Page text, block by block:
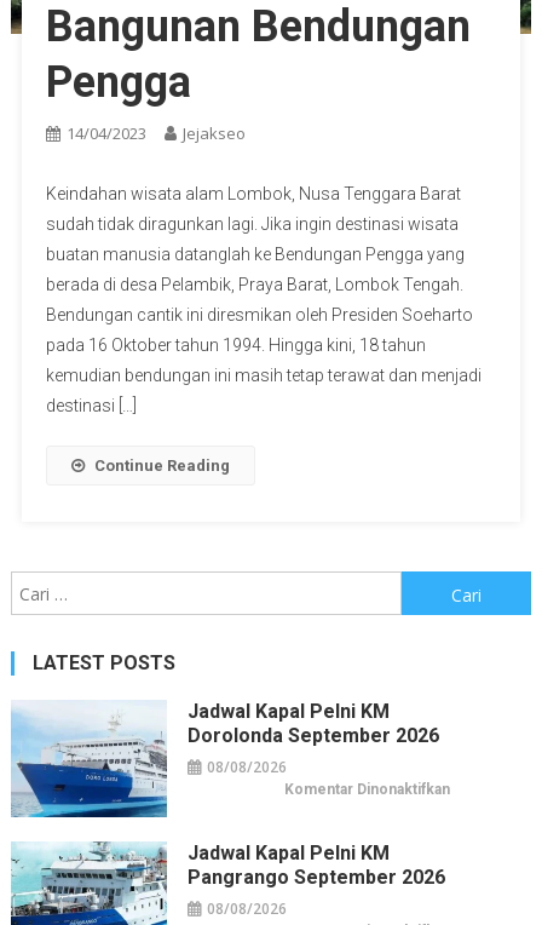
Bangunan Bendungan
Pengga
14/04/2023 Jejakseo
Keindahan wisata alam Lombok, Nusa Tenggara Barat
sudah tidak diragunkan lagi. Jika ingin destinasi wisata
buatan manusia datanglah ke Bendungan Pengga yang
berada di desa Pelambik, Praya Barat, Lombok Tengah.
Bendungan cantik ini diresmikan oleh Presiden Soeharto
pada 16 Oktober tahun 1994. Hingga kini, 18 tahun
kemudian bendungan ini masih tetap terawat dan menjadi
destinasi […]
Continue Reading
untuk:
LATEST POSTS
Jadwal Kapal Pelni KM
Dorolonda September 2026
08/08/2026
Komentar Dinonaktifkanpada
Jadwal Kapal Pelni KM
Pangrango September 2026
08/08/2026